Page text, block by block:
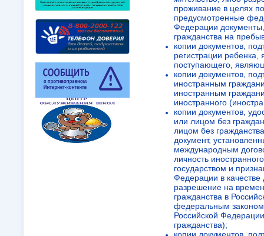
проживание в целях
предусмотренные
Федерации
гражданства на
копии документов,
регистрации
поступающего,
копии документов,
иностранным
иностранным
иностранного
копии документов,
или лицом без
лицом без
документ,
международным
личность
государством и
Федерации в качестве
разрешение на
гражданства в
федеральным
Российской
гражданства);